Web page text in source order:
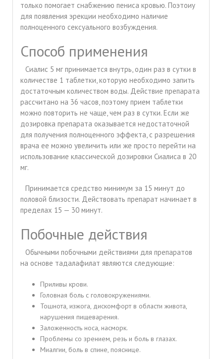
только помогает снабжению пениса кровью. Поэтоиу
для появления эрекции необходимо наличие
полноценного сексуального возбуждения.
Способ применения
Сиалис 5 мг принимается внутрь, один раз в сутки в
количестве 1 таблетки, которую необходимо запить
достаточным количеством воды. Действие препарата
рассчитано на 36 часов, поэтому прием таблетки
можно повторить не чаще, чем раз в сутки. Если же
дозировка препарата оказывается недостаточной
для получения полноценного эффекта, с разрешения
врача ее можно увеличить или же просто перейти на
использование классической дозировки Сиалиса в 20
мг.
Принимается средство минимум за 15 минут до
половой близости. Действовать препарат начинает в
пределах 15 — 30 минут.
Побочные действия
Обычными побочными действиями для препаратов
на основе тадалафилат являются следующие:
Приливы крови.
Головная боль с головокружениями.
Тошнота, изжога, дискомфорт в области живота,
нарушения пищеварения.
Заложенность носа, насморк.
Проблемы со зрением, резь и боль в глазах.
Миалгии, боль в спине, пояснице.